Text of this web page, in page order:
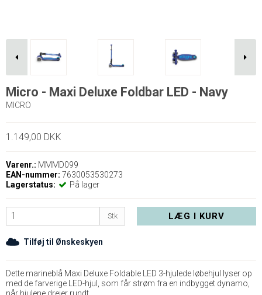
Micro - Maxi Deluxe Foldbar LED - Navy
MICRO
1.149,00 DKK
Varenr.: MMMD099
EAN-nummer: 7630053530273
Lagerstatus:
På lager
Stk LÆG I KURV
Tilføj til Ønskeskyen
Dette marineblå Maxi Deluxe Foldable LED 3-hjulede løbehjul lyser op
med de farverige LED-hjul, som får strøm fra en indbygget dynamo,